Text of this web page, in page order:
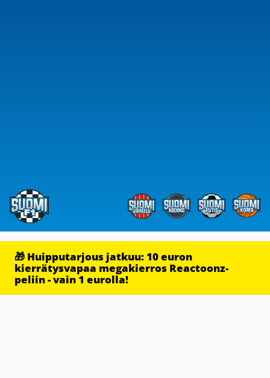
🎁 Huipputarjous jatkuu: 10 euron
kierrätysvapaa megakierros Reactoonz-
peliin - vain 1 eurolla!